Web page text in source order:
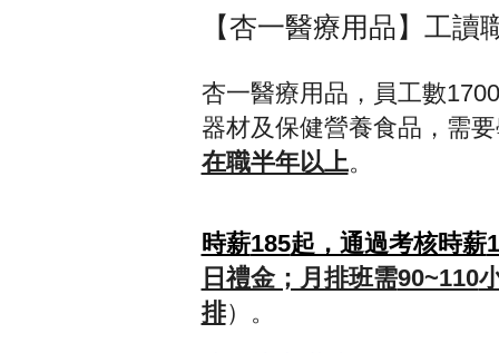
【杏一醫療用品】工讀
杏一醫療用品，員工數1700
器材及保健營養食品，需
在職半年以上。
時薪185起，通過考核時薪
日禮金；月排班需90~110
排）。